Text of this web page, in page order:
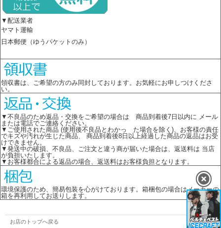
▼配送業者
ヤマト運輸
日本郵便（ゆうパケットのみ）
領収書は、ご希望の方のみ同封しております。お気軽にお申しつけくださ
い。
▼不良品のため返品・交換をご希望の場合は 商品到着後7日以内に メール
または電話でご連絡ください。
▼ご使用された商品 (使用後不良品とわかっ た場合を除く)、お客様の責任
でキズや汚れが生じた商品、 商品到着後8日以上経過した商品の返品はお受
けできません。
▼発送中の破損、不良品、ご注文と違う商が届いた場合は、返送料は 当店
が負担いたします。
▼お客様都合による返品の場合、返送料はお客様負担となります。
環境保護のため、簡易包装を心がけております。箱梱包の場合はメーカーの
箱を再利用してお送りします。
お店のトップへ戻る